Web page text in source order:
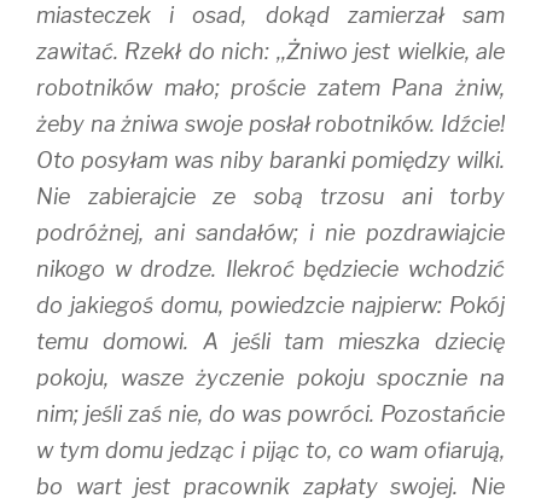
w
i
n
d
w
)
w
w
n
o
w
)
i
n
d
o
)
miasteczek i osad, dokąd zamierzał sam
zawitać. Rzekł do nich: ,,Żniwo jest wielkie, ale
robotników mało; proście zatem Pana żniw,
żeby na żniwa swoje posłał robotników. Idźcie!
Oto posyłam was niby baranki pomiędzy wilki.
Nie zabierajcie ze sobą trzosu ani torby
podróżnej, ani sandałów; i nie pozdrawiajcie
nikogo w drodze. Ilekroć będziecie wchodzić
do jakiegoś domu, powiedzcie najpierw: Pokój
temu domowi. A jeśli tam mieszka dziecię
pokoju, wasze życzenie pokoju spocznie na
nim; jeśli zaś nie, do was powróci. Pozostańcie
w tym domu jedząc i pijąc to, co wam ofiarują,
bo wart jest pracownik zapłaty swojej. Nie